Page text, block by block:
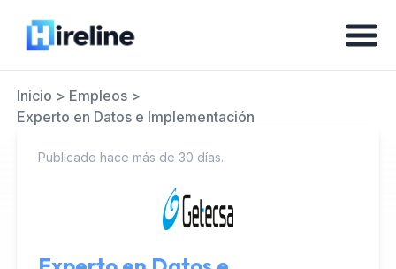
Inicio > Empleos>
Experto en Datos e Implementación
Publicado hace más de 30 días.